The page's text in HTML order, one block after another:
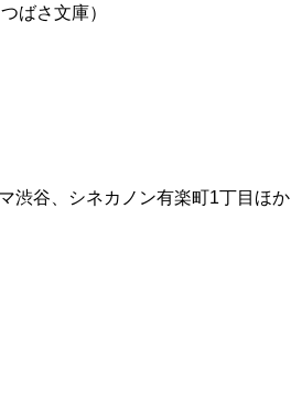
ばさ文庫）
渋谷、シネカノン有楽町1丁目ほか